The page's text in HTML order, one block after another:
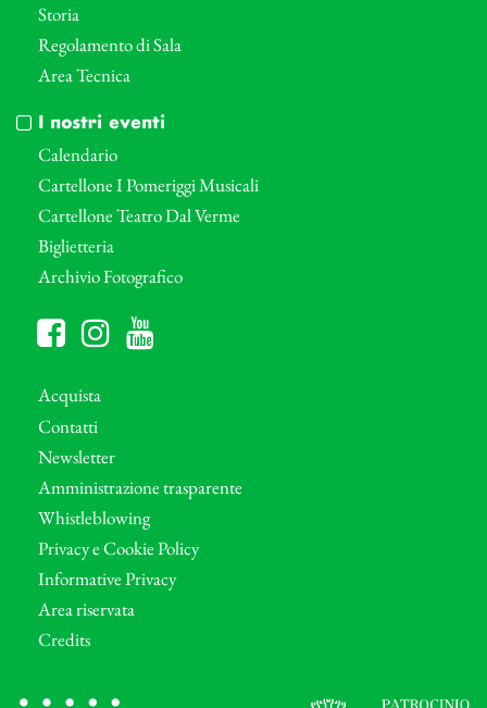
Storia
Regolamento di Sala
Area Tecnica
I nostri eventi
Calendario
Cartellone I Pomeriggi Musicali
Cartellone Teatro Dal Verme
Biglietteria
Archivio Fotografico
Acquista
Contatti
Newsletter
Amministrazione trasparente
Whistleblowing
Privacy e Cookie Policy
Informative Privacy
Area riservata
Credits